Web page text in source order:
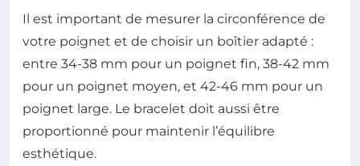
Il est important de mesurer la circonférence de
votre poignet et de choisir un boîtier adapté :
entre 34-38 mm pour un poignet fin, 38-42 mm
pour un poignet moyen, et 42-46 mm pour un
poignet large. Le bracelet doit aussi être
proportionné pour maintenir l’équilibre
esthétique.